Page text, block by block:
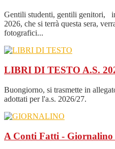
Gentili studenti, gentili genitori,
2026, che si terrà questa sera,
fotografici...
LIBRI DI TESTO A.S.
Buongiorno, si trasmette in
adottati per l'a.s. 2026/27.
A Conti Fatti - Giornalino